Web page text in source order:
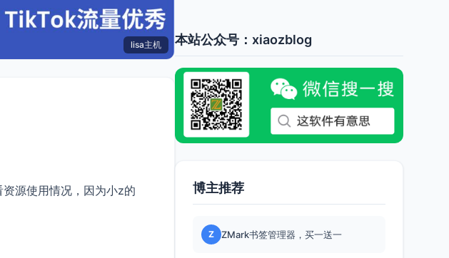
lisa主机
源使用情况，因为小z的
本站公众号：xiaozblog
博主推荐
Z ZMark书签管理器，买一送一